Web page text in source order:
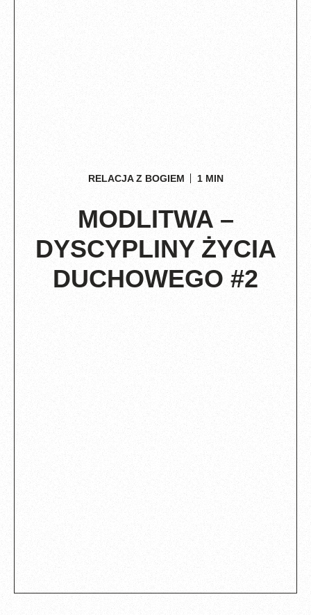
RELACJA Z BOGIEM 1 MIN
MODLITWA –
DYSCYPLINY ŻYCIA
DUCHOWEGO #2